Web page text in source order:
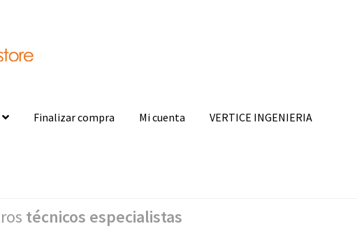
Finalizar compra Mi cuenta VERTICE INGENIERIA
técnicos especialistas